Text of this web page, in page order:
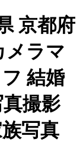
京都府
メラマ
結婚
撮影
写真